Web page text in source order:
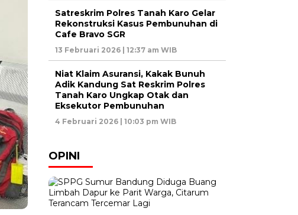
Satreskrim Polres Tanah Karo Gelar
Rekonstruksi Kasus Pembunuhan di
Cafe Bravo SGR
13 Februari 2026 | 12:37 am WIB
Niat Klaim Asuransi, Kakak Bunuh
Adik Kandung Sat Reskrim Polres
Tanah Karo Ungkap Otak dan
Eksekutor Pembunuhan
4 Februari 2026 | 10:03 pm WIB
OPINI